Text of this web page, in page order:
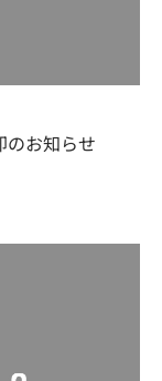
のお知らせ